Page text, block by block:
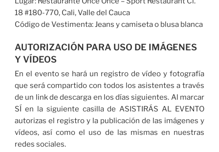
18 #180-770, Cali, Valle del Cauca
Código de Vestimenta: Jeans y camiseta o blusa blanca
AUTORIZACIÓN PARA USO DE IMÁGENES
Y VÍDEOS
En el evento se hará un registro de vídeo y fotografía
que será compartido con todos los asistentes a través
de un link de descarga en los días siguientes. Al marcar
SÍ en la siguiente casilla de ASISTIRÁS AL EVENTO
autorizas el registro y la publicación de las imágenes y
vídeos, así como el uso de las mismas en nuestras
redes sociales.